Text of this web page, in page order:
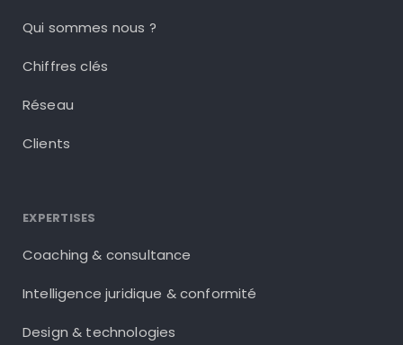
Qui sommes nous ?
Chiffres clés
Réseau
Clients
EXPERTISES
Coaching & consultance
Intelligence juridique & conformité
Design & technologies